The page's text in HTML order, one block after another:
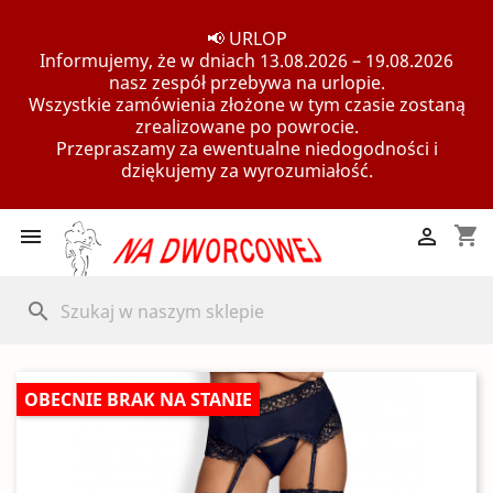
📢 URLOP
Informujemy, że w dniach 13.08.2026 – 19.08.2026
nasz zespół przebywa na urlopie.
Wszystkie zamówienia złożone w tym czasie zostaną
zrealizowane po powrocie.
Przepraszamy za ewentualne niedogodności i
dziękujemy za wyrozumiałość.
 shopping_cart

search
OBECNIE BRAK NA STANIE